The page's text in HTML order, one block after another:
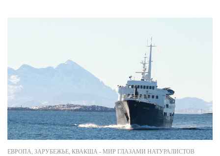
ЕВРОПА, ЗАРУБЕЖЬЕ, КВАКША - МИР ГЛАЗАМИ НАТУРАЛИСТОВ